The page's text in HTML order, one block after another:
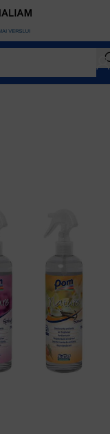
oro gavikliai